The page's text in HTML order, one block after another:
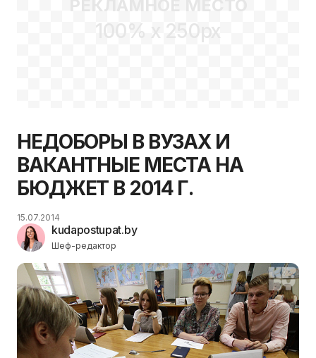
РЕКЛАМНОЕ МЕСТО
100% x 250px
НЕДОБОРЫ В ВУЗАХ И
ВАКАНТНЫЕ МЕСТА НА
БЮДЖЕТ В 2014 Г.
kudapostupat.by
Шеф-редактор
15.07.2014